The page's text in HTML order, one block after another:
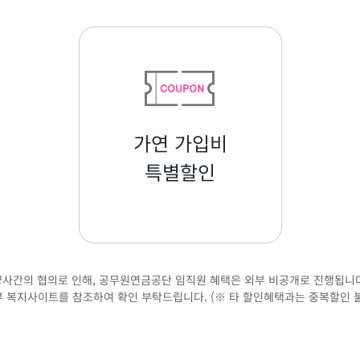
가연 가입비
특별할인
간의 협의로 인해, 공무원연금공단 임직원 혜택은 외부 비공개로 진행됩니
복지사이트를 참조하여 확인 부탁드립니다. (※ 타 할인혜택과는 중복할인